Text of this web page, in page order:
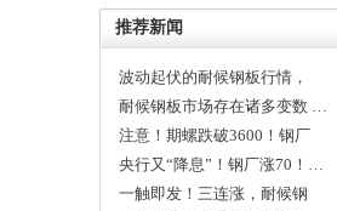
推荐新闻
波动起伏的耐候钢板行情，
今…
耐候钢板市场存在诸多变数 …
注意！期螺跌破3600！钢厂
直…
央行又“降息”！钢厂涨70！…
一触即发！三连涨，耐候钢